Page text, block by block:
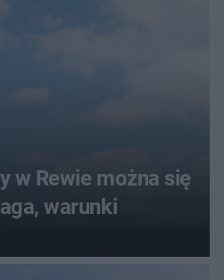
w Rewie można się
warunki